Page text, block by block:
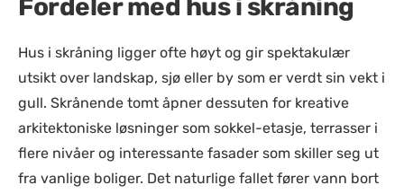
Fordeler med hus i skråning
Hus i skråning ligger ofte høyt og gir spektakulær
utsikt over landskap, sjø eller by som er verdt sin vekt i
gull. Skrånende tomt åpner dessuten for kreative
arkitektoniske løsninger som sokkel-etasje, terrasser i
flere nivåer og interessante fasader som skiller seg ut
fra vanlige boliger. Det naturlige fallet fører vann bort